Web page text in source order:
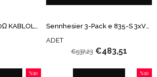
ADET
€483,51
€537,23
%10
%10